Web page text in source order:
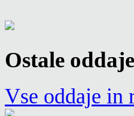
Ostale
Vse oddaje in